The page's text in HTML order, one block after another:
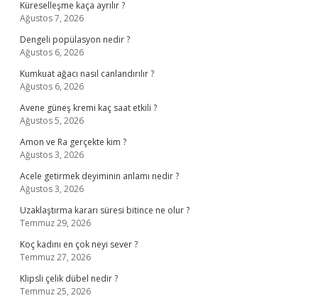
Küreselleşme kaça ayrılır ?
Ağustos 7, 2026
Dengeli popülasyon nedir ?
Ağustos 6, 2026
Kumkuat ağacı nasıl canlandırılır ?
Ağustos 6, 2026
Avene güneş kremi kaç saat etkili ?
Ağustos 5, 2026
Amon ve Ra gerçekte kim ?
Ağustos 3, 2026
Acele getirmek deyiminin anlamı nedir ?
Ağustos 3, 2026
Uzaklaştırma kararı süresi bitince ne olur ?
Temmuz 29, 2026
Koç kadını en çok neyi sever ?
Temmuz 27, 2026
Klipsli çelik dübel nedir ?
Temmuz 25, 2026